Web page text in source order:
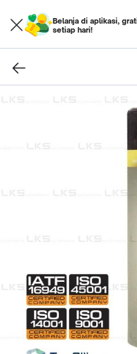
Belanja di aplikasi,
setiap hari!